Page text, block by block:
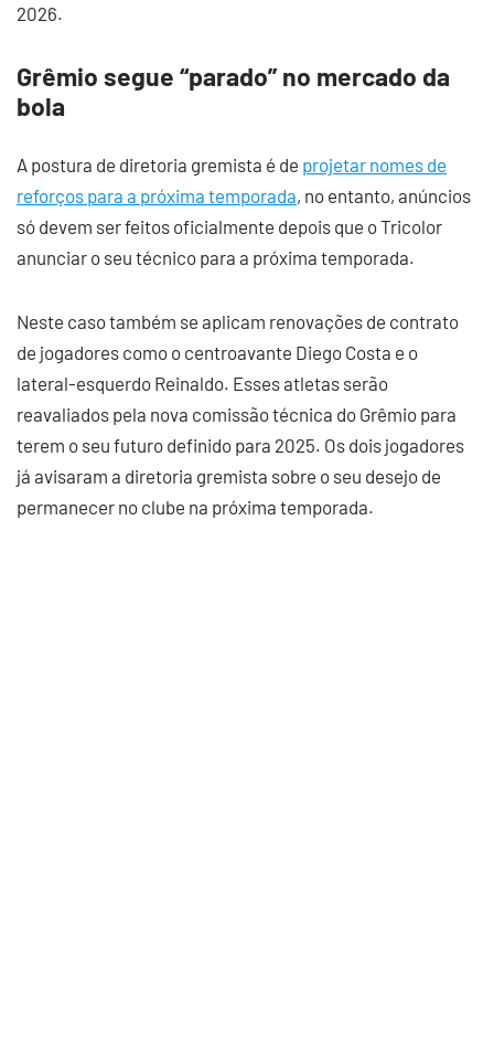
2026.
Grêmio segue “parado” no mercado da
bola
A postura de diretoria gremista é de projetar nomes de
reforços para a próxima temporada, no entanto, anúncios
só devem ser feitos oficialmente depois que o Tricolor
anunciar o seu técnico para a próxima temporada.
Neste caso também se aplicam renovações de contrato
de jogadores como o centroavante Diego Costa e o
lateral-esquerdo Reinaldo. Esses atletas serão
reavaliados pela nova comissão técnica do Grêmio para
terem o seu futuro definido para 2025. Os dois jogadores
já avisaram a diretoria gremista sobre o seu desejo de
permanecer no clube na próxima temporada.